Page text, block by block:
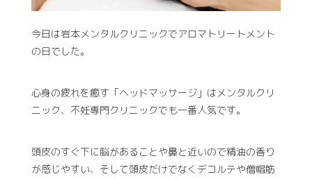
今日は岩本メンタルクリニックでアロマトリートメント
の日でした。
心身の疲れを癒す「ヘッドマッサージ」はメンタルクリ
ニック、不妊専門クリニックでも一番人気です。
頭皮のすぐ下に脳があることや鼻と近いので精油の香り
が感じやすい、そして頭皮だけでなくデコルテや僧帽筋